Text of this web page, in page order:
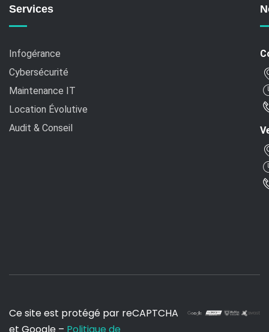
Services
Infogérance
Cybersécurité
Maintenance IT
Location Évolutive
Audit & Conseil
Ce site est protégé par reCAPTCHA